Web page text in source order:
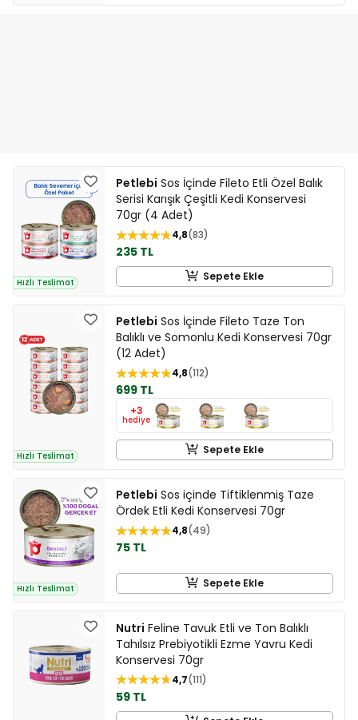
Hızlı Teslimat
Petlebi Sos İçinde Fileto Etli Özel Balık
Serisi Karışık Çeşitli Kedi Konservesi
70gr (4 Adet)
4,8 83
235 TL
Sepete Ekle
Hızlı Teslimat
Petlebi Sos İçinde Fileto Taze Ton
Balıklı ve Somonlu Kedi Konservesi 70gr
(12 Adet)
4,8 112
699 TL
+3
hediye
Sepete Ekle
Hızlı Teslimat
Petlebi Sos içinde Tiftiklenmiş Taze
Ördek Etli Kedi Konservesi 70gr
4,8 49
75 TL
Sepete Ekle
Nutri Feline Tavuk Etli ve Ton Balıklı
Tahılsız Prebiyotikli Ezme Yavru Kedi
Konservesi 70gr
4,7 111
59 TL